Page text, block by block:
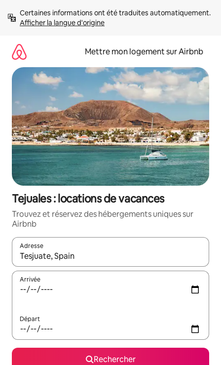
directement
Afficher la langue d'origine
Mettre mon logement sur Airbnb
Tejuales : locations de vacances
Trouvez et réservez des hébergements uniques sur
Airbnb
Adresse
Lorsque les résultats s'affichent, utilisez les flèches vers le
Arrivée
Départ
Rechercher